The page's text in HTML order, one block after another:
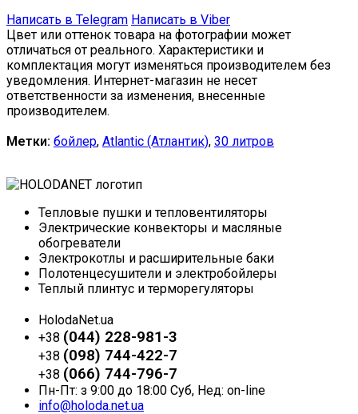
Написать в Telegram Написать в Viber
Цвет или оттенок товара на фотографии может
отличаться от реального. Характеристики и
комплектация могут изменяться производителем без
уведомления. Интернет-магазин не несет
ответственности за изменения, внесенные
производителем.
Метки: бойлер, Atlantic (Атлантик), 30 литров
Тепловые пушки и тепловентиляторы
Электрические конвекторы и масляные
обогреватели
Электрокотлы и расширительные баки
Полотенцесушители и электробойлеры
Теплый плинтус и терморегуляторы
HolodaNet.ua
+38 (044) 228-981-3
+38 (098) 744-422-7
+38 (066) 744-796-7
Пн-Пт: з 9:00 до 18:00 Суб, Нед: on-line
info@holoda.net.ua